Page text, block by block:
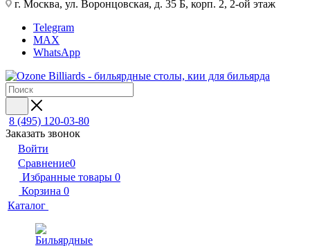
г. Москва, ул. Воронцовская, д. 35 Б, корп. 2, 2-ой этаж
Telegram
MAX
WhatsApp
8 (495) 120-03-80
Заказать звонок
Войти
Сравнение0
Избранные товары 0
Корзина 0
Каталог